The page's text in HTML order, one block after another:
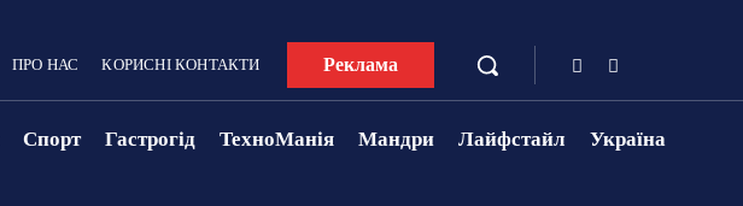
ПРО НАС КОРИСНІ КОНТАКТИ Реклама
Спорт Гастрогід ТехноМанія Мандри Лайфстайл Україна